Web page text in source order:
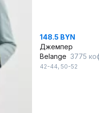
148.5 BYN
Джемпер
Belange 3775
42-44, 50-52